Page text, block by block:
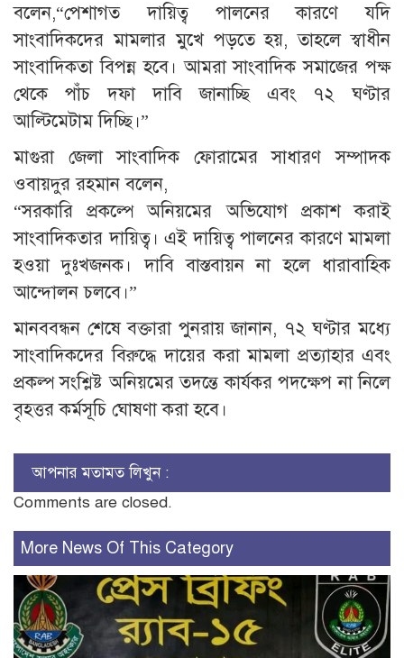
বলেন,“পেশাগত দায়িত্ব পালনের কারণে যদি
সাংবাদিকদের মামলার মুখে পড়তে হয়, তাহলে স্বাধীন
সাংবাদিকতা বিপন্ন হবে। আমরা সাংবাদিক সমাজের পক্ষ
থেকে পাঁচ দফা দাবি জানাচ্ছি এবং ৭২ ঘণ্টার
আল্টিমেটাম দিচ্ছি।”
মাগুরা জেলা সাংবাদিক ফোরামের সাধারণ সম্পাদক
ওবায়দুর রহমান বলেন,
“সরকারি প্রকল্পে অনিয়মের অভিযোগ প্রকাশ করাই
সাংবাদিকতার দায়িত্ব। এই দায়িত্ব পালনের কারণে মামলা
হওয়া দুঃখজনক। দাবি বাস্তবায়ন না হলে ধারাবাহিক
আন্দোলন চলবে।”
মানববন্ধন শেষে বক্তারা পুনরায় জানান, ৭২ ঘণ্টার মধ্যে
সাংবাদিকদের বিরুদ্ধে দায়ের করা মামলা প্রত্যাহার এবং
প্রকল্প সংশ্লিষ্ট অনিয়মের তদন্তে কার্যকর পদক্ষেপ না নিলে
বৃহত্তর কর্মসূচি ঘোষণা করা হবে।
আপনার মতামত লিখুন :
Comments are closed.
More News Of This Category